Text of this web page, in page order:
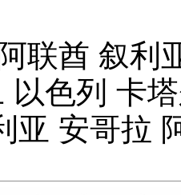
联酋 叙利
以色列 卡
亚 安哥拉